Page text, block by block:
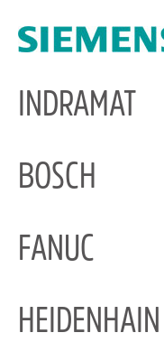
INDRAMAT
BOSCH
FANUC
HEIDENHAIN